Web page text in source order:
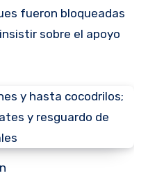
fueron bloqueadas
sobre el apoyo